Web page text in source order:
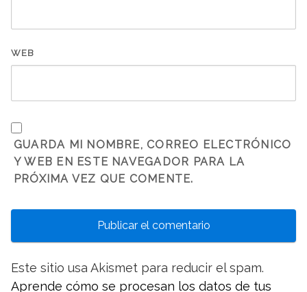
WEB
GUARDA MI NOMBRE, CORREO ELECTRÓNICO
Y WEB EN ESTE NAVEGADOR PARA LA
PRÓXIMA VEZ QUE COMENTE.
Este sitio usa Akismet para reducir el spam.
Aprende cómo se procesan los datos de tus